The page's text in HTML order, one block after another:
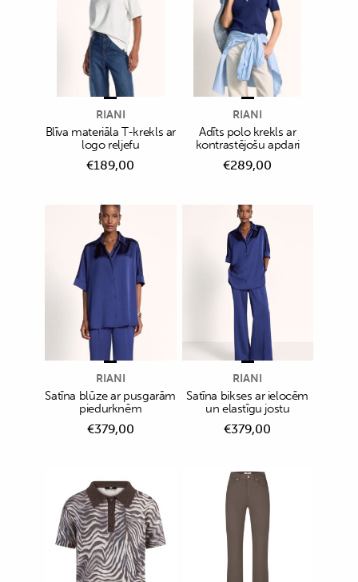
RIANI
Blīva materiāla T-krekls ar
logo reljefu
€189,00
RIANI
Adīts polo krekls ar
kontrastējošu apdari
€289,00
RIANI
Satīna blūze ar pusgarām
piedurknēm
€379,00
RIANI
Satīna bikses ar ielocēm
un elastīgu jostu
€379,00